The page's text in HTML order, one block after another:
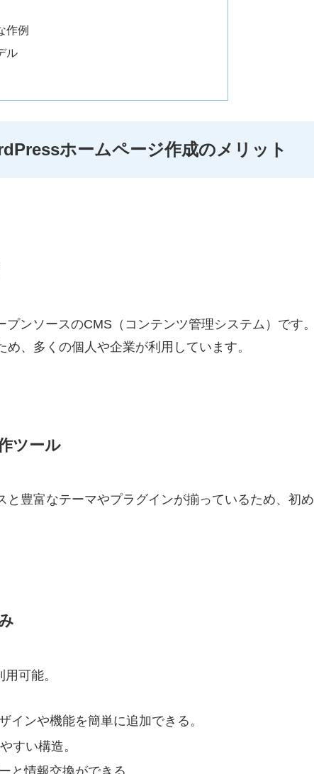
作例
ル
ホームページ作成のメリット
ンソースのCMS（コンテンツ管理システム）です。
、多くの個人や企業が利用しています。
ツール
豊富なテーマやプラグインが揃っているため、初め
可能。
インや機能を簡単に追加できる。
すい構造。